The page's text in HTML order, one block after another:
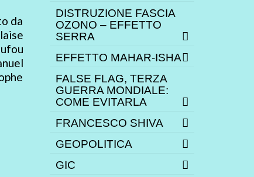
da
DISTRUZIONE FASCIA
OZONO – EFFETTO
SERRA
EFFETTO MAHAR-ISHA
FALSE FLAG, TERZA
GUERRA MONDIALE:
COME EVITARLA
FRANCESCO SHIVA
GEOPOLITICA
GIC